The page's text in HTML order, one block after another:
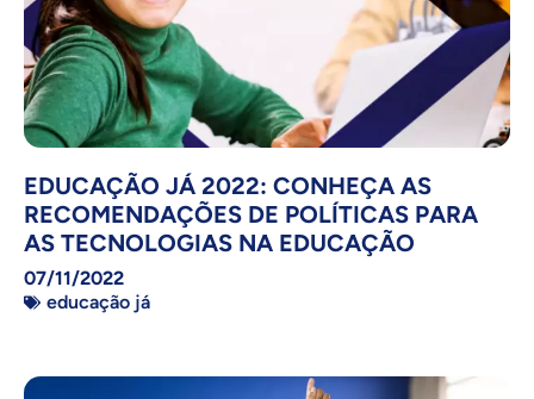
EDUCAÇÃO JÁ 2022: CONHEÇA AS
RECOMENDAÇÕES DE POLÍTICAS PARA
AS TECNOLOGIAS NA EDUCAÇÃO
07/11/2022
educação já